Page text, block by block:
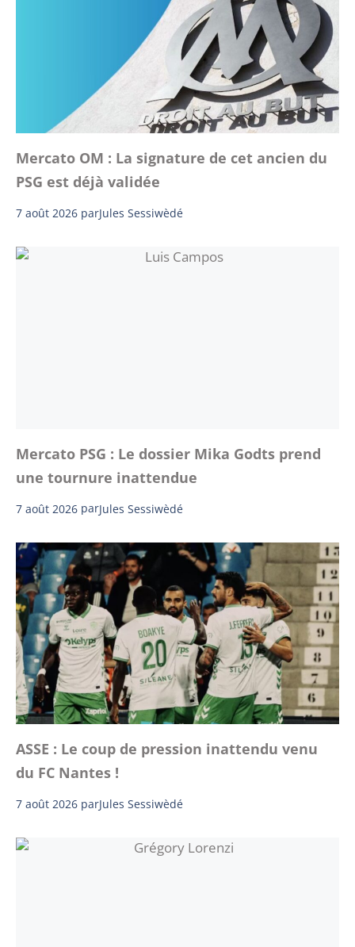
Mercato OM : La signature de cet ancien du
PSG est déjà validée
7 août 2026 parJules Sessiwèdé
Mercato PSG : Le dossier Mika Godts prend
une tournure inattendue
7 août 2026 parJules Sessiwèdé
ASSE : Le coup de pression inattendu venu
du FC Nantes !
7 août 2026 parJules Sessiwèdé